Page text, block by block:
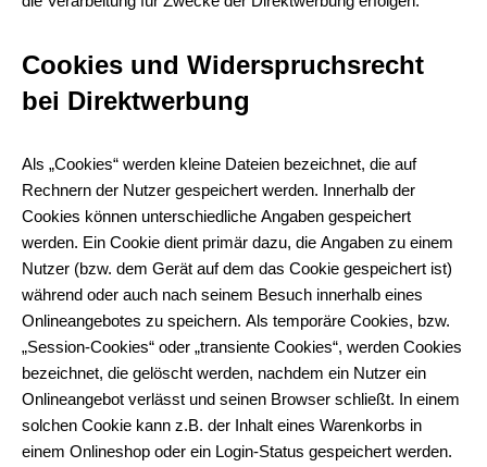
Cookies und Widerspruchsrecht
bei Direktwerbung
Als „Cookies“ werden kleine Dateien bezeichnet, die auf
Rechnern der Nutzer gespeichert werden. Innerhalb der
Cookies können unterschiedliche Angaben gespeichert
werden. Ein Cookie dient primär dazu, die Angaben zu einem
Nutzer (bzw. dem Gerät auf dem das Cookie gespeichert ist)
während oder auch nach seinem Besuch innerhalb eines
Onlineangebotes zu speichern. Als temporäre Cookies, bzw.
„Session-Cookies“ oder „transiente Cookies“, werden Cookies
bezeichnet, die gelöscht werden, nachdem ein Nutzer ein
Onlineangebot verlässt und seinen Browser schließt. In einem
solchen Cookie kann z.B. der Inhalt eines Warenkorbs in
einem Onlineshop oder ein Login-Status gespeichert werden.